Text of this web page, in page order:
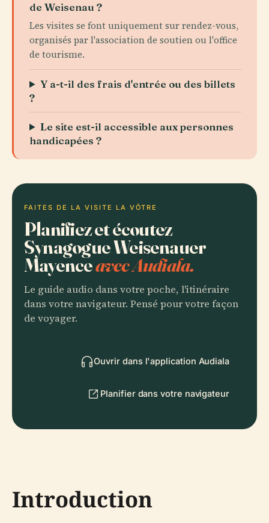
de Weisenau ?
Les visites se font uniquement sur rendez-vous,
organisés par l'association de soutien ou l'office
de tourisme.
Y a-t-il des frais d'entrée ou des billets
?
Le site est-il accessible aux personnes
handicapées ?
FAITES DE LA VISITE LA VÔTRE
Planifiez et écoutez
Synagogue Weisenauer
Mayenceavec Audiala.
Le guide audio dans votre poche, l'itinéraire
dans votre navigateur. Pensé pour votre façon
de voyager.
Ouvrir dans l'application Audiala
Planifier dans votre navigateur
Introduction